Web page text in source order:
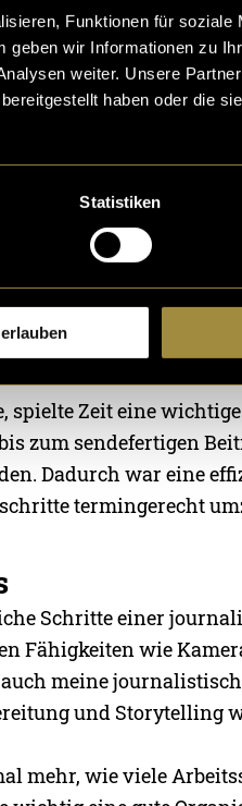
Funktionen für soziale
wir Informationen zu
weiter. Unsere
haben oder die
Statistiken
Aufbereitung
und die
ich den Off-Text,
wurde der Text
Schritt gehört
stellt sicher, dass die
spielte Zeit eine
zum sendefertigen
Dadurch war eine
termingerecht
Schritte einer
Fähigkeiten wie
meine
und Storytelling
mehr, wie viele